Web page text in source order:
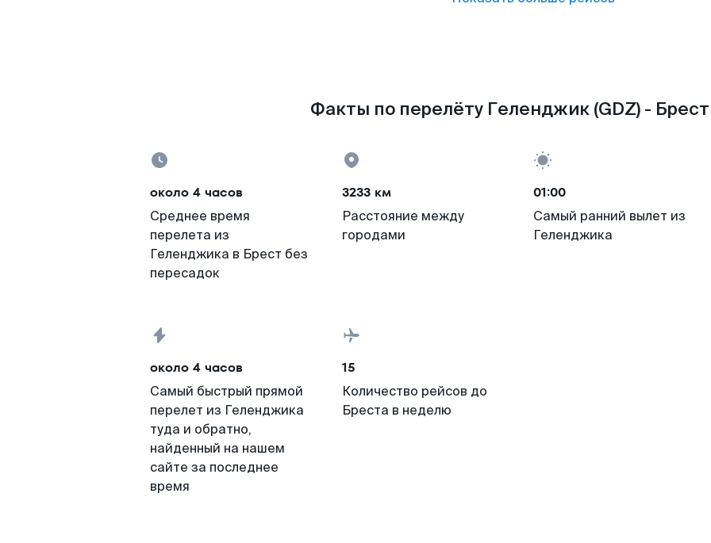
Факты по перелёту Геленджик (GDZ) - Брест
около 4 часов
Среднее время
перелета из
Геленджика в Брест без
пересадок
3233 км
Расстояние между
городами
01:00
Самый ранний вылет из
Геленджика
около 4 часов
Самый быстрый прямой
перелет из Геленджика
туда и обратно,
найденный на нашем
сайте за последнее
время
15
Количество рейсов до
Бреста в неделю